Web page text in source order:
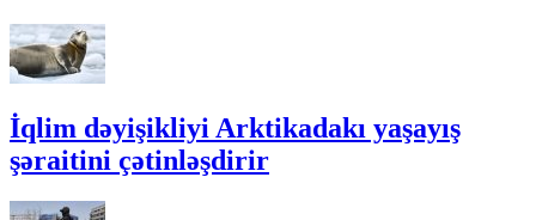
İqlim dəyişikliyi Arktikadakı yaşayış
şəraitini çətinləşdirir